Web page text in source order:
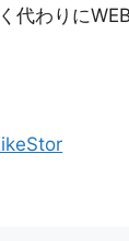
代わりに